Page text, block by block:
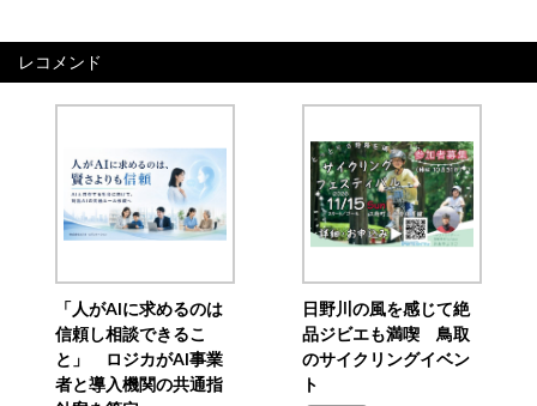
レコメンド
「人がAIに求めるのは
信頼し相談できるこ
と」 ロジカがAI事業
者と導入機関の共通指
日野川の風を感じて絶
品ジビエも満喫 鳥取
のサイクリングイベン
ト